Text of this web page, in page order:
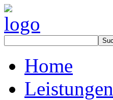
Home
Leistungen